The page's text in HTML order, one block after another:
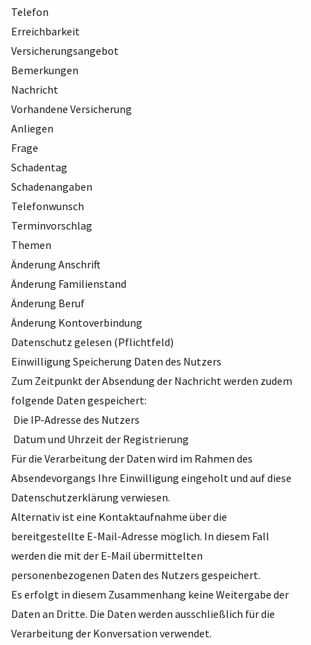
Telefon
Erreichbarkeit
Versicherungsangebot
Bemerkungen
Nachricht
Vorhandene Versicherung
Anliegen
Frage
Schadentag
Schadenangaben
Telefonwunsch
Terminvorschlag
Themen
Änderung Anschrift
Änderung Familienstand
Änderung Beruf
Änderung Kontoverbindung
Datenschutz gelesen (Pflichtfeld)
Einwilligung Speicherung Daten des Nutzers
Zum Zeitpunkt der Absendung der Nachricht werden zudem
folgende Daten gespeichert:
Die IP-Adresse des Nutzers
Datum und Uhrzeit der Registrierung
Für die Verarbeitung der Daten wird im Rahmen des
Absendevorgangs Ihre Einwilligung eingeholt und auf diese
Datenschutzerklärung verwiesen.
Alternativ ist eine Kontaktaufnahme über die
bereitgestellte E-Mail-Adresse möglich. In diesem Fall
werden die mit der E-Mail übermittelten
personenbezogenen Daten des Nutzers gespeichert.
Es erfolgt in diesem Zusammenhang keine Weitergabe der
Daten an Dritte. Die Daten werden ausschließlich für die
Verarbeitung der Konversation verwendet.